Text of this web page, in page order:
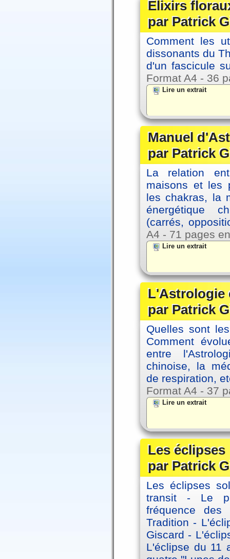
Elixirs
par Patrick
Comment les
dissonants du
d'un fascicule
Format A4 - 36
Lire un extrait
Manuel
par Patrick
La relation
maisons et les
les chakras, la
énergétique
(carrés,
A4 - 71 pages
Lire un extrait
L'Astrologie
par Patrick
Quelles sont
Comment
entre
chinoise, la
de respiration,
Format A4 - 37
Lire un extrait
Les éclipses
par Patrick
Les éclipses
transit - Le
fréquence
Tradition -
Giscard -
L'éclipse du 11